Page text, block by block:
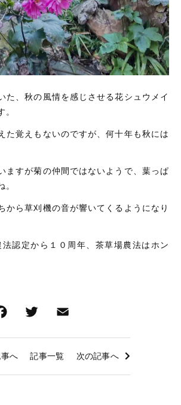
た、秋の風情を感じさせる花シュウメイ
。
た覚えもないのですが、何十年も秋には
ますが菊の仲間ではないようで、葉っぱ
。
から草刈機の音が響いてくるようになり
認定から１０周年、茶草場農法はホン
F
a
c
e
T
wi
tt
er
m
ai
l
有
へ 記事一覧 次の記事へ
ついて
お知らせ